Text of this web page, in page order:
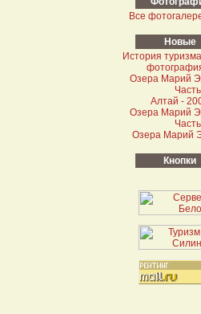
Все
Новые
История
Озера Марий
Алтай -
Озера Марий
Озера Марий
Кнопки